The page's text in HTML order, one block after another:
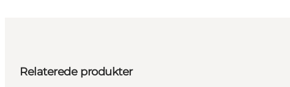
Relaterede produkter